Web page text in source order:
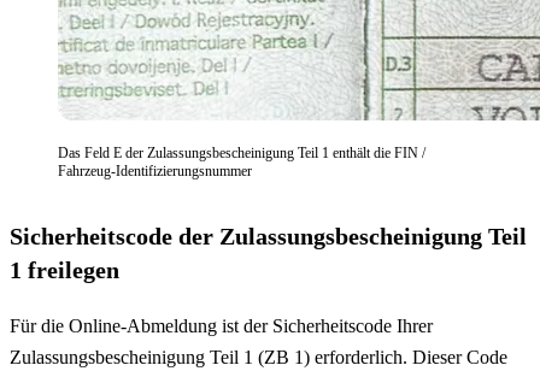
Das Feld E der Zulassungsbescheinigung Teil 1 enthält die FIN /
Fahrzeug-Identifizierungsnummer
Sicherheitscode der Zulassungsbescheinigung Teil
1 freilegen
Für die Online-Abmeldung ist der Sicherheitscode Ihrer
Zulassungsbescheinigung Teil 1 (ZB 1) erforderlich. Dieser Code